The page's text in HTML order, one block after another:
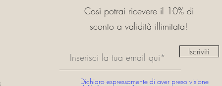
Così potrai ricevere il 10% di
sconto a validità illimitata!
Iscriviti
Dichiaro espressamente di aver preso visione